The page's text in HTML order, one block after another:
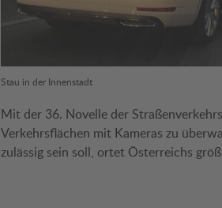
Stau in der Innenstadt
Mit der 36. Novelle der
Verkehrsflächen mit Kameras zu
zulässig sein soll, ortet Österreichs